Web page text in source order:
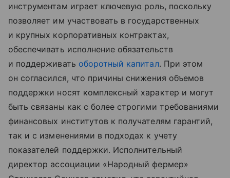
инструментам играет ключевую роль, поскольку
позволяет им участвовать в государственных
и крупных корпоративных контрактах,
обеспечивать исполнение обязательств
и поддерживать оборотный капитал. При этом
он согласился, что причины снижения объемов
поддержки носят комплексный характер и могут
быть связаны как с более строгими требованиями
финансовых институтов к получателям гарантий,
так и с изменениями в подходах к учету
показателей поддержки. Исполнительный
директор ассоциации «Народный фермер»